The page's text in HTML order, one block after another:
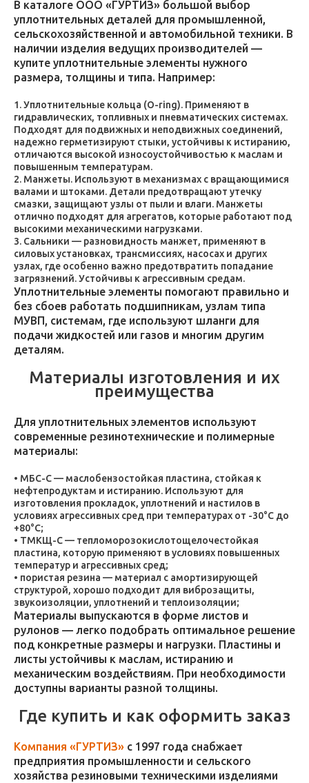
В каталоге ООО «ГУРТИЗ» большой выбор
уплотнительных деталей для промышленной,
сельскохозяйственной и автомобильной техники. В
наличии изделия ведущих производителей —
купите уплотнительные элементы нужного
размера, толщины и типа. Например:
Уплотнительные кольца (O-ring). Применяют в
гидравлических, топливных и пневматических системах.
Подходят для подвижных и неподвижных соединений,
надежно герметизируют стыки, устойчивы к истиранию,
отличаются высокой износоустойчивостью к маслам и
повышенным температурам.
Манжеты. Используют в механизмах с вращающимися
валами и штоками. Детали предотвращают утечку
смазки, защищают узлы от пыли и влаги. Манжеты
отлично подходят для агрегатов, которые работают под
высокими механическими нагрузками.
Сальники — разновидность манжет, применяют в
силовых установках, трансмиссиях, насосах и других
узлах, где особенно важно предотвратить попадание
загрязнений. Устойчивы к агрессивным средам.
Уплотнительные элементы помогают правильно и
без сбоев работать подшипникам, узлам типа
МУВП, системам, где используют шланги для
подачи жидкостей или газов и многим другим
деталям.
Материалы изготовления и их
преимущества
Для уплотнительных элементов используют
современные резинотехнические и полимерные
материалы:
МБС-С — маслобензостойкая пластина, стойкая к
нефтепродуктам и истиранию. Используют для
изготовления прокладок, уплотнений и настилов в
условиях агрессивных сред при температурах от -30°C до
+80°C;
ТМКЩ-С — тепломорозокислотощелочестойкая
пластина, которую применяют в условиях повышенных
температур и агрессивных сред;
пористая резина — материал с амортизирующей
структурой, хорошо подходит для виброзащиты,
звукоизоляции, уплотнений и теплоизоляции;
Материалы выпускаются в форме листов и
рулонов — легко подобрать оптимальное решение
под конкретные размеры и нагрузки. Пластины и
листы устойчивы к маслам, истиранию и
механическим воздействиям. При необходимости
доступны варианты разной толщины.
Где купить и как оформить заказ
Компания «ГУРТИЗ» с 1997 года снабжает
предприятия промышленности и сельского
хозяйства резиновыми техническими изделиями